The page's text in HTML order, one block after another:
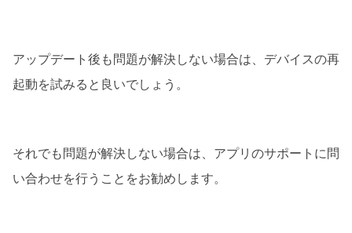
アップデート後も問題が解決しない場合は、デバイスの再
起動を試みると良いでしょう。
それでも問題が解決しない場合は、アプリのサポートに問
い合わせを行うことをお勧めします。